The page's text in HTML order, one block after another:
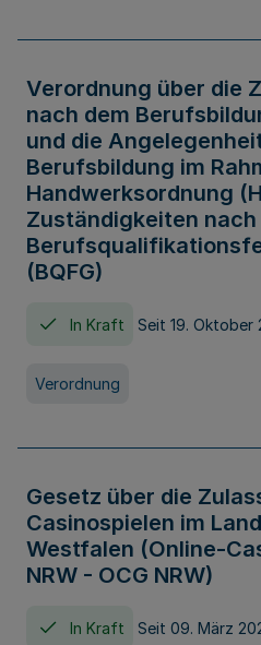
Verordnung über die
nach dem
und die
Berufsbildung im
Handwerksordnung
Zuständigkeiten nach
(BQFG)
In Kraft Seit 19. Oktober
Verordnung
Gesetz über die
Casinospielen im
Westfalen (Online-
NRW - OCG NRW)
In Kraft Seit 09. März